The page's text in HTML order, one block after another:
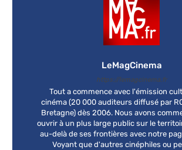
LeMagCinema
https://lemagcinema.fr
Tout a commence avec l'émission
cinéma (20 000 auditeurs diffusé par
Bretagne) dès 2006. Nous avons
ouvrir à un plus large public sur le
au-delà de ses frontières avec notre
Voyant que d'autres cinéphiles ou